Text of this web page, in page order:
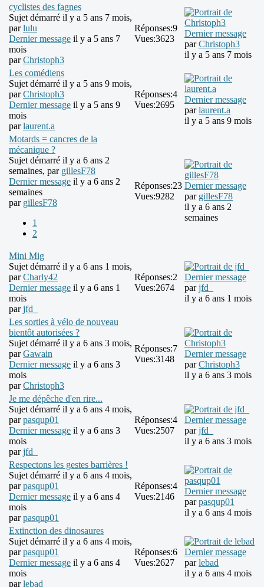
cyclistes des fagnes
Sujet démarré il y a 5 ans 7 mois,
parlulu
Dernier message il y a 5 ans 7
mois
parChristoph3
Réponses:9
Vues:3623
Dernier message
parChristoph3
il y a 5 ans 7 mois
Les comédiens
Sujet démarré il y a 5 ans 9 mois,
parChristoph3
Dernier message il y a 5 ans 9
mois
parlaurent.a
Réponses:4
Vues:2695
Dernier message
parlaurent.a
il y a 5 ans 9 mois
Motards = cancres de la
mécanique ?
Sujet démarré il y a 6 ans 2
semaines, par gillesF78
Dernier message il y a 6 ans 2
semaines
par gillesF78
1
2
Réponses:23
Vues:9282
Dernier message
par gillesF78
il y a 6 ans 2
semaines
Mini Mig
Sujet démarré il y a 6 ans 1 mois,
parCharly42
Dernier message il y a 6 ans 1
mois
parjfd_
Réponses:2
Vues:2674
Dernier message
parjfd_
il y a 6 ans 1 mois
Les sorties à vélo de nouveau
bientôt autorisées ?
Sujet démarré il y a 6 ans 3 mois,
parGawain
Dernier message il y a 6 ans 3
mois
parChristoph3
Réponses:7
Vues:3148
Dernier message
parChristoph3
il y a 6 ans 3 mois
Je me dépêche d'en rire...
Sujet démarré il y a 6 ans 4 mois,
parpasqup01
Dernier message il y a 6 ans 3
mois
parjfd_
Réponses:4
Vues:2507
Dernier message
parjfd_
il y a 6 ans 3 mois
Respectons les gestes barrières !
Sujet démarré il y a 6 ans 4 mois,
parpasqup01
Dernier message il y a 6 ans 4
mois
parpasqup01
Réponses:4
Vues:2146
Dernier message
parpasqup01
il y a 6 ans 4 mois
Extinction des dinosaures
Sujet démarré il y a 6 ans 4 mois,
parpasqup01
Dernier message il y a 6 ans 4
mois
parlebad
Réponses:6
Vues:2627
Dernier message
parlebad
il y a 6 ans 4 mois